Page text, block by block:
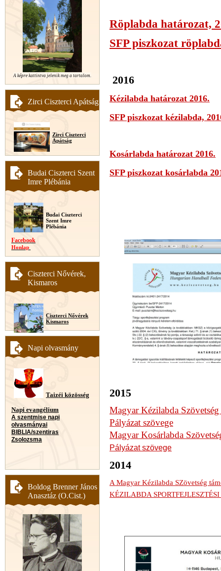
A képre kattintva jelenik meg a tartalom.
Zirci Ciszterci Apátság
Zirci Ciszterci
Apátság
Budai Ciszterci Szent
Imre Plébánia
Budai Ciszterci
Szent Imre
Plébánia
Facebook
Honlap
Ciszterci Nővérek,
Kismaros
Ciszterci Nővérek
Kismaros
Napi olvasmány
Taizéi közösség
Napi evangélium
A szentmise napi
olvasmányai
BIBLIA/szentiras
Zsolozsma
Boldog Brenner János
Anasztáz (O.Cist.)
Röplabda határozat,
SFP piszkozat
2016
Kézilabda határozat 2016.
SFP piszkozat kézilabda,
Kosárlabda határozat 2016.
SFP piszkozat kosárlabda
2015
Magyar Kézilabda
Pályázat szövege
Magyar Kosárlabda
Pályázat szövege
2014
A Magyar Kézilabda SZövetség
KÉZILABDA